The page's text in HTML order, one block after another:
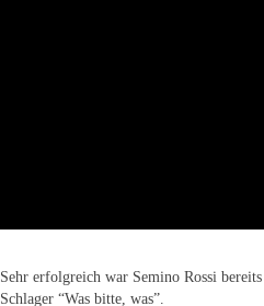
Sehr erfolgreich war Semino Rossi
Schlager “Was bitte, was”.